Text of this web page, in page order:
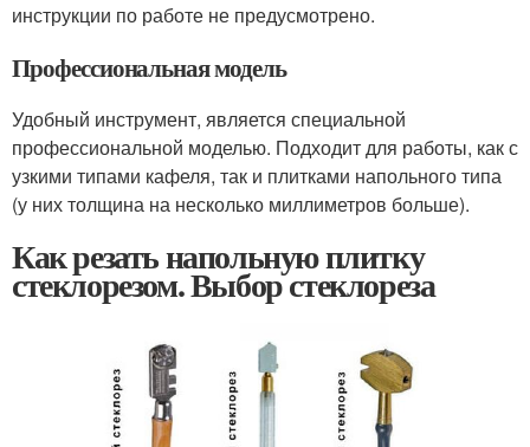
инструкции по работе не предусмотрено.
Профессиональная модель
Удобный инструмент, является специальной
профессиональной моделью. Подходит для работы, как с
узкими типами кафеля, так и плитками напольного типа
(у них толщина на несколько миллиметров больше).
Как резать напольную плитку
стеклорезом. Выбор стеклореза